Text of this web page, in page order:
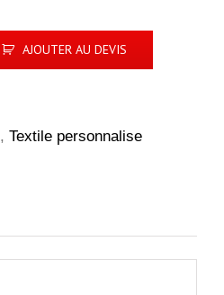
AJOUTER AU DEVIS
, Textile personnalise